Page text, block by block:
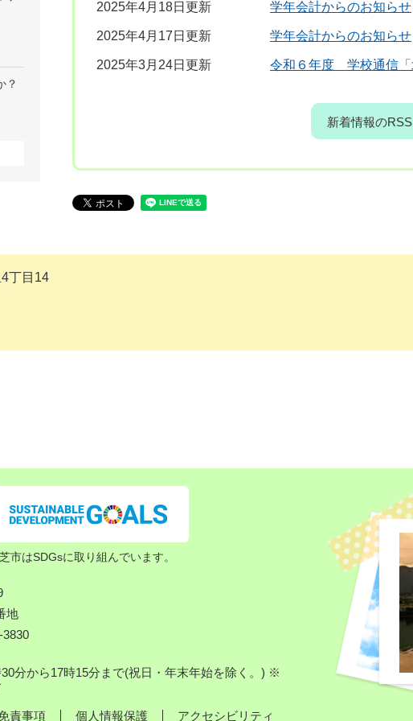
2025年4月18日更新 学年会計からのお知らせ
2025年4月17日更新 学年会計からのお知らせ
2025年3月24日更新 令和６年度 学校通信「
新着情報のRSS
？
丁目14
市はSDGsに取り組んでいます。
地
分から17時15分まで(祝日・年末年始を除く。) ※
責事項 個人情報保護 アクセシビリティ